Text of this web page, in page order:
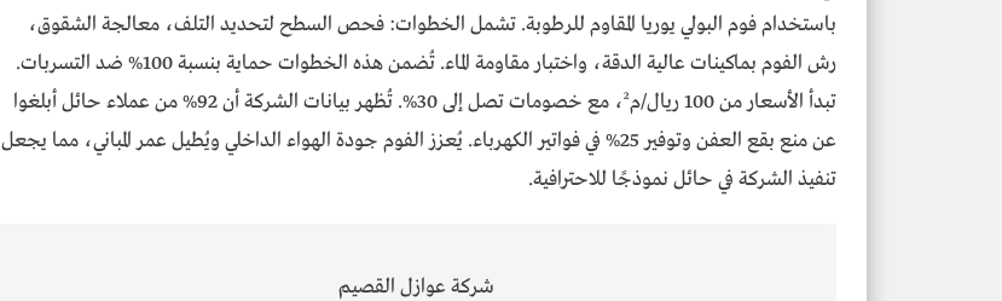
باستخدام فوم البولي يوريا المقاوم للرطوبة. تشمل الخطوات: فحص السطح لتحديد التلف، معالجة الشقوق،
رش الفوم بماكينات عالية الدقة، واختبار مقاومة الماء. تُضمن هذه الخطوات حماية بنسبة 100% ضد التسربات.
تبدأ الأسعار من 100 ريال/م²، مع خصومات تصل إلى 30%. تُظهر بيانات الشركة أن 92% من عملاء حائل أبلغوا
عن منع بقع العفن وتوفير 25% في فواتير الكهرباء. يُعزز الفوم جودة الهواء الداخلي ويُطيل عمر المباني، مما يجعل
تنفيذ الشركة في حائل نموذجًا للاحترافية.
شركة عوازل القصيم